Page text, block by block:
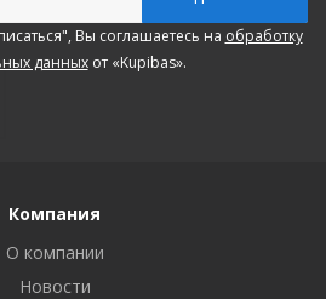
Вы соглашаетесь на обработку
данныхот «Kupibas».
Компания
О компании
Новости